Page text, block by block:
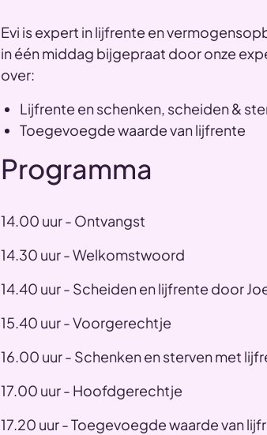
Evi is expert in lijfrente en
in één middag bijgepraat door onze
over:
Lijfrente en schenken, scheiden &
Toegevoegde waarde van lijfrente
Programma
14.00 uur - Ontvangst
14.30 uur - Welkomstwoord
14.40 uur - Scheiden en lijfrente door
15.40 uur - Voorgerechtje
16.00 uur - Schenken en sterven met
17.00 uur - Hoofdgerechtje
17.20 uur - Toegevoegde waarde van